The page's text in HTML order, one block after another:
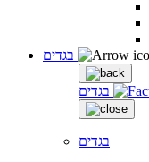
בגדים
בגדים